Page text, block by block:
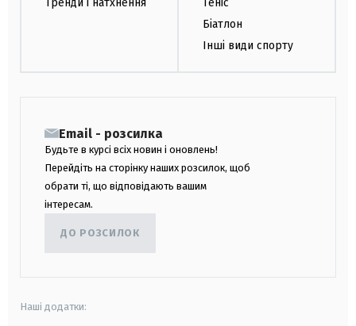
Тренди і натхнення
Теніс
Біатлон
Інші види спорту
Email - розсилка
Будьте в курсі всіх новин і оновлень!
Перейдіть на сторінку наших розсилок, щоб
обрати ті, що відповідають вашим
інтересам.
ДО РОЗСИЛОК
Наші додатки: